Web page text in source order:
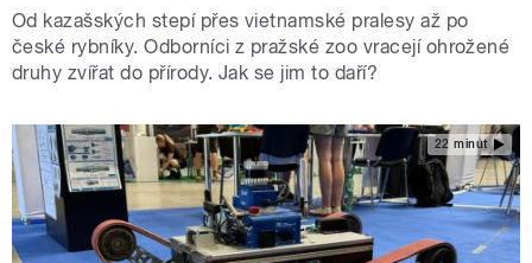
Od kazašských stepí přes vietnamské pralesy až po
české rybníky. Odborníci z pražské zoo vracejí ohrožené
druhy zvířat do přírody. Jak se jim to daří?
22 minut